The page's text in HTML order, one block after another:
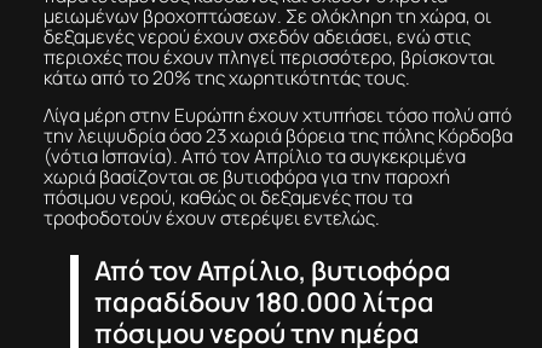
μειωμένων βροχοπτώσεων. Σε ολόκληρη τη χώρα, οι
δεξαμενές νερού έχουν σχεδόν αδειάσει, ενώ στις
περιοχές που έχουν πληγεί περισσότερο, βρίσκονται
κάτω από το 20% της χωρητικότητάς τους.
Λίγα μέρη στην Ευρώπη έχουν χτυπήσει τόσο πολύ από
την λειψυδρία όσο 23 χωριά βόρεια της πόλης Κόρδοβα
(νότια Ισπανία). Από τον Απρίλιο τα συγκεκριμένα
χωριά βασίζονται σε βυτιοφόρα για την παροχή
πόσιμου νερού, καθώς οι δεξαμενές που τα
τροφοδοτούν έχουν στερέψει εντελώς.
Από τον Απρίλιο, βυτιοφόρα
παραδίδουν 180.000 λίτρα
πόσιμου νερού την ημέρα